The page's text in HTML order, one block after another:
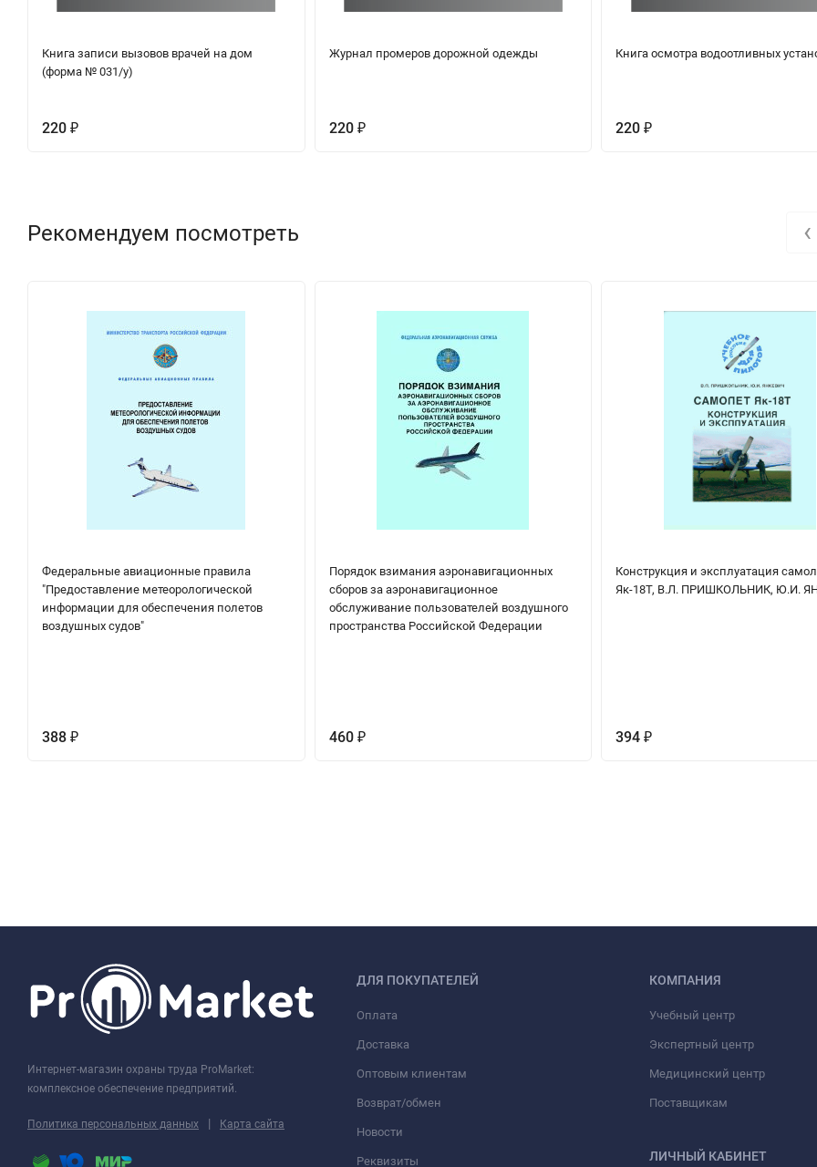
Книга записи вызовов врачей на дом
(форма № 031/у)
220 ₽
Журнал промеров дорожной одежды
220 ₽
Книга осмотра водоотливных
220₽
Рекомендуем посмотреть
Федеральные авиационные правила
"Предоставление метеорологической
информации для обеспечения полетов
воздушных судов"
388 ₽
Порядок взимания аэронавигационных
сборов за аэронавигационное
обслуживание пользователей воздушного
пространства Российской Федерации
460 ₽
Конструкция и эксплуатация
Як-18Т, В.Л. ПРИШКОЛЬНИК, Ю.И.
394₽
‹
Интернет-магазин охраны труда ProMarket:
комплексное обеспечение предприятий.
Политика персональных данных | Карта сайта
ДЛЯ ПОКУПАТЕЛЕЙ
Оплата
Доставка
Оптовым клиентам
Возврат/обмен
Новости
Реквизиты
КОМПАНИЯ
Учебный центр
Экспертный центр
Медицинский центр
Поставщикам
ЛИЧНЫЙ КАБИНЕТ